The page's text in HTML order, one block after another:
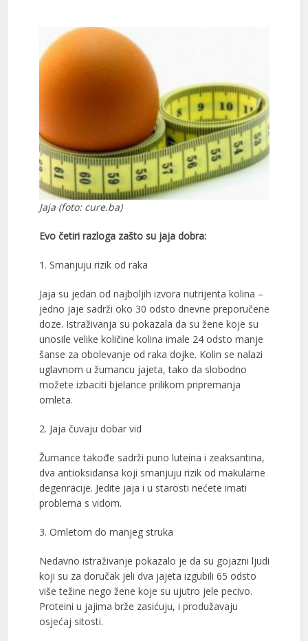
Jaja (foto: cure.ba)
Evo četiri razloga zašto su jaja dobra:
1. Smanjuju rizik od raka
Jaja su jedan od najboljih izvora nutrijenta kolina –
jedno jaje sadrži oko 30 odsto dnevne preporučene
doze. Istraživanja su pokazala da su žene koje su
unosile velike količine kolina imale 24 odsto manje
šanse za obolevanje od raka dojke. Kolin se nalazi
uglavnom u žumancu jajeta, tako da slobodno
možete izbaciti bjelance prilikom pripremanja
omleta.
2. Jaja čuvaju dobar vid
Žumance takođe sadrži puno luteina i zeaksantina,
dva antioksidansa koji smanjuju rizik od makularne
degenracije. Jedite jaja i u starosti nećete imati
problema s vidom.
3. Omletom do manjeg struka
Nedavno istraživanje pokazalo je da su gojazni ljudi
koji su za doručak jeli dva jajeta izgubili 65 odsto
više težine nego žene koje su ujutro jele pecivo.
Proteini u jajima brže zasićuju, i produžavaju
osjećaj sitosti.